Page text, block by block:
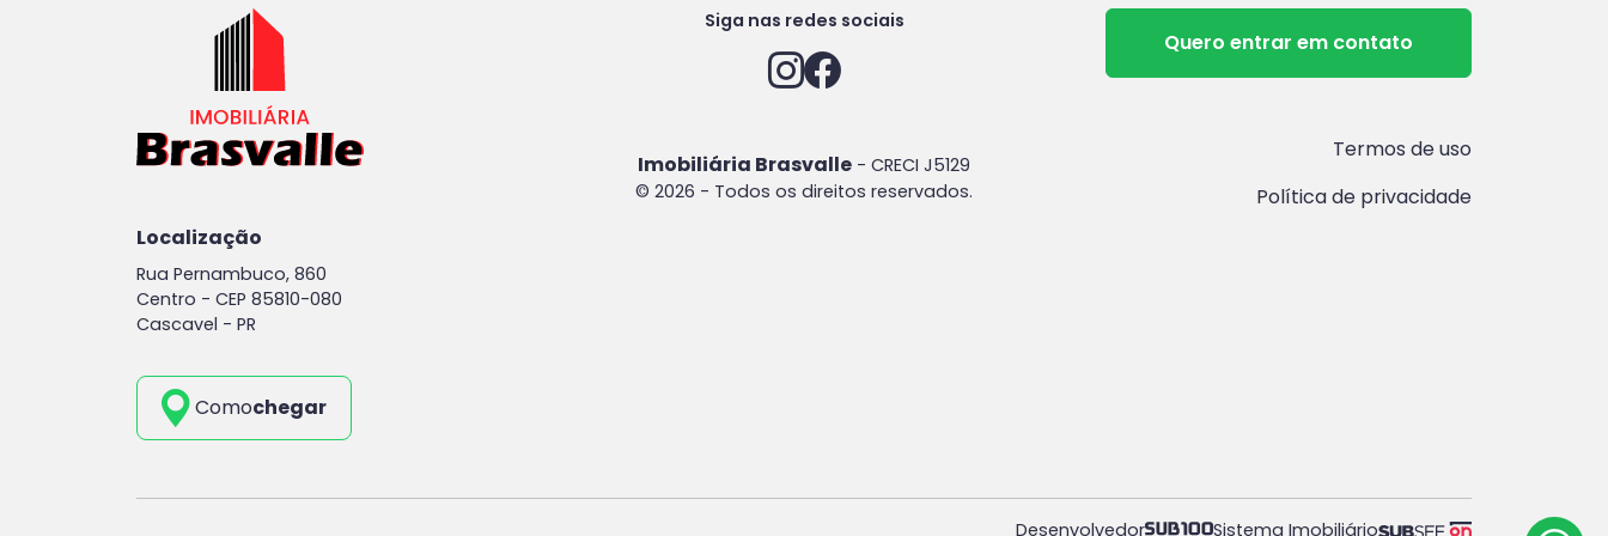
Localização
Rua Pernambuco, 860
Centro - CEP 85810-080
Cascavel - PR
Comochegar
Siga nas redes sociais
Imobiliária Brasvalle - CRECI J5129
© 2026 - Todos os direitos reservados.
Quero entrar em contato
Termos de uso
Política de privacidade
Desenvolvedor Sistema Imobiliário